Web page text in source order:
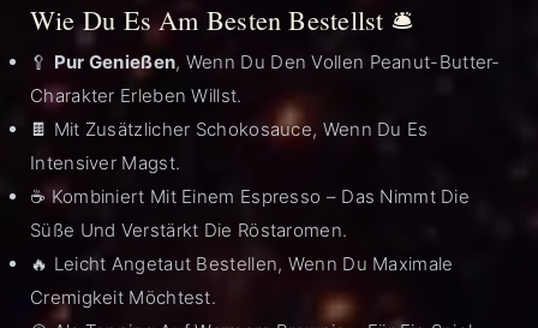
Wie Du Es Am Besten Bestellst 🛎️
🥄 Pur Genießen, Wenn Du Den Vollen Peanut-Butter-
Charakter Erleben Willst.
🍫 Mit Zusätzlicher Schokosauce, Wenn Du Es
Intensiver Magst.
☕ Kombiniert Mit Einem Espresso – Das Nimmt Die
Süße Und Verstärkt Die Röstaromen.
🔥 Leicht Angetaut Bestellen, Wenn Du Maximale
Cremigkeit Möchtest.